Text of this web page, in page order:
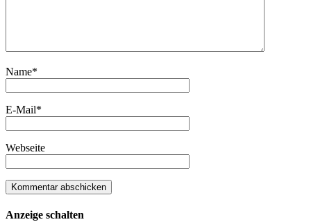
Name*
E-Mail*
Webseite
Anzeige schalten